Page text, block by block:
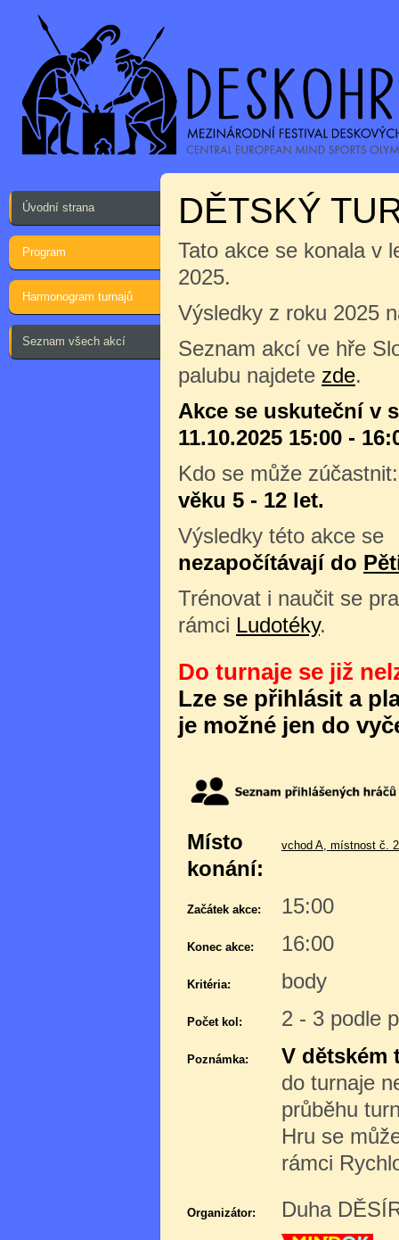
Úvodní strana
Program
Harmonogram turnajů
Seznam všech akcí
DĚTSKÝ
Tato akce se konala v
2025.
Výsledky z roku 2025
Seznam akcí ve hře
palubu najdete zde.
Akce se uskuteční v
11.10.2025 15:00 -
Kdo se může
věku 5 - 12 let.
Výsledky této akce se
nezapočítávají do
Trénovat i naučit se
rámci Ludotéky.
Do turnaje se již
Lze se přihlásit a
je možné jen do
Místo
konání:
vchod A, místnost č.
Začátek akce: 15:00
Konec akce: 16:00
Kritéria: body
Počet kol: 2 - 3 podle
Poznámka:
V dětském
do turnaje
průběhu
Hru se
rámci
Organizátor: Duha